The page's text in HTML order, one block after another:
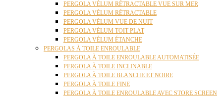
PERGOLA VÉLUM RÉTRACTABLE VUE SUR MER
PERGOLA VÉLUM RÉTRACTABLE
PERGOLA VÉLUM VUE DE NUIT
PERGOLA VÉLUM TOIT PLAT
PERGOLA VÉLUM ÉTANCHE
PERGOLAS À TOILE ENROULABLE
PERGOLA À TOILE ENROULABLE AUTOMATISÉE
PERGOLA À TOILE INCLINABLE
PERGOLA À TOILE BLANCHE ET NOIRE
PERGOLA À TOILE FINE
PERGOLA À TOILE ENROULABLE AVEC STORE SCREEN